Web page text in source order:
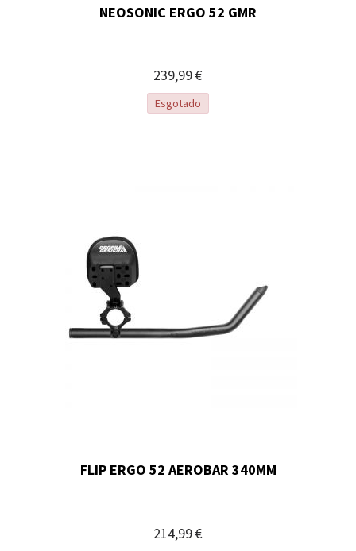
NEOSONIC ERGO 52 GMR
239,99 €
Esgotado
FLIP ERGO 52 AEROBAR 340MM
214,99 €